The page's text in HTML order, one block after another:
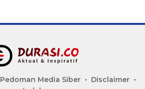
Pedoman Media Siber
Disclaimer